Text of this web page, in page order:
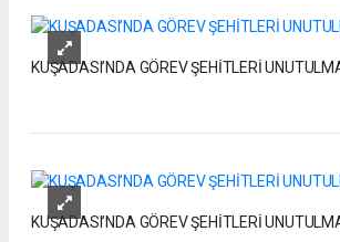
KUŞADASI’NDA GÖREV ŞEHİTLERİ
KUŞADASI’NDA GÖREV ŞEHİTLERİ